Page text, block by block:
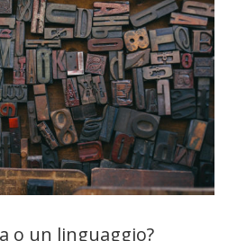
o un linguaggio?